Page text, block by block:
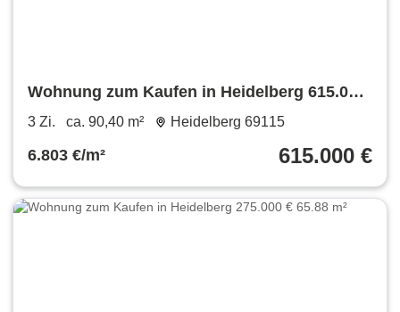
Wohnung zum Kaufen in Heidelberg 615.000
€ 90.4 m²
3 Zi. ca. 90,40 m² Heidelberg 69115
6.803 €/m² 615.000 €